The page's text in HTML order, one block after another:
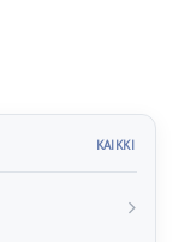
KAIKKI